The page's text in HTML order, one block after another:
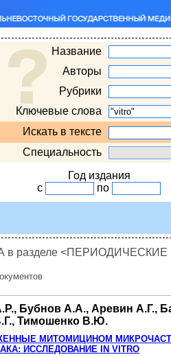
Название
Авторы
Рубрики
Ключевые слова
Искать в тексте
Специальность
Год издания
с
по
разделе <ПЕРИОДИЧЕСКИЕ
Бубнов А.А., Аревин А.Г.,
Тимошенко В.Ю.
МИТОМИЦИНОМ
ИССЛЕДОВАНИЕ IN VITRO